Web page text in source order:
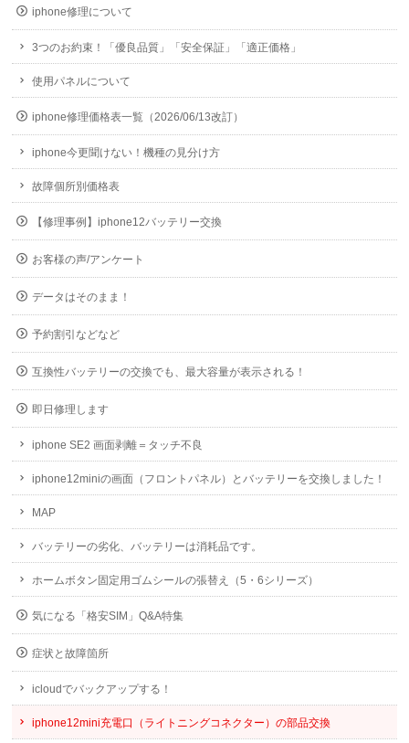
iphone修理について
3つのお約束！「優良品質」「安全保証」「適正価格」
使用パネルについて
iphone修理価格表一覧（2026/06/13改訂）
iphone今更聞けない！機種の見分け方
故障個所別価格表
【修理事例】iphone12バッテリー交換
お客様の声/アンケート
データはそのまま！
予約割引などなど
互換性バッテリーの交換でも、最大容量が表示される！
即日修理します
iphone SE2 画面剥離＝タッチ不良
iphone12miniの画面（フロントパネル）とバッテリーを交換しました！
MAP
バッテリーの劣化、バッテリーは消耗品です。
ホームボタン固定用ゴムシールの張替え（5・6シリーズ）
気になる「格安SIM」Q&A特集
症状と故障箇所
icloudでバックアップする！
iphone12mini充電口（ライトニングコネクター）の部品交換